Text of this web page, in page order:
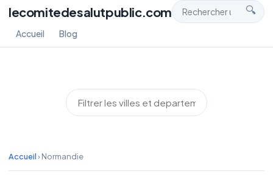
lecomitedesalutpublic.com 🔍
Accueil Blog
Accueil›Normandie